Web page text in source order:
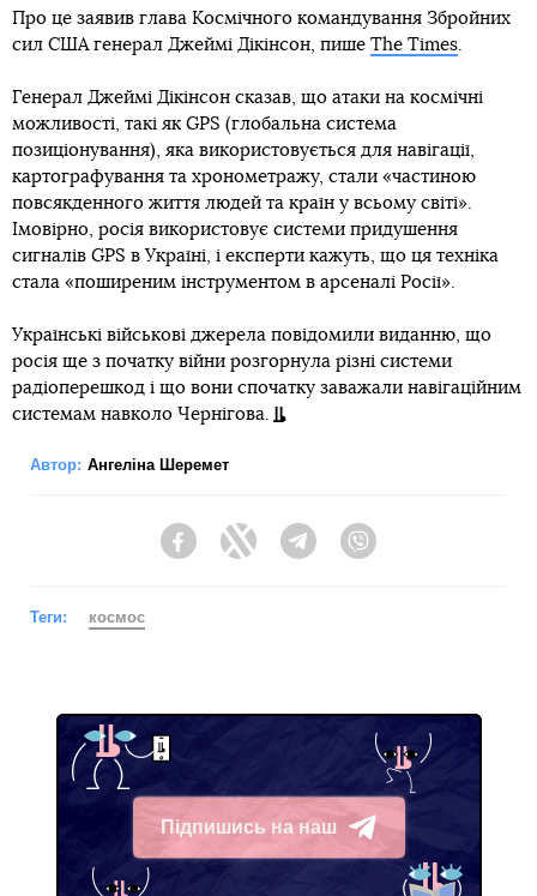
Про це заявив глава Космічного командування Збройних
сил США генерал Джеймі Дікінсон, пише The Times.
Генерал Джеймі Дікінсон сказав, що атаки на космічні
можливості, такі як GPS (глобальна система
позиціонування), яка використовується для навігації,
картографування та хронометражу, стали «частиною
повсякденного життя людей та країн у всьому світі».
Імовірно, росія використовує системи придушення
сигналів GPS в Україні, і експерти кажуть, що ця техніка
стала «поширеним інструментом в арсеналі Росії».
Українські військові джерела повідомили виданню, що
росія ще з початку війни розгорнула різні системи
радіоперешкод і що вони спочатку заважали навігаційним
системам навколо Чернігова.
Автор: Ангеліна Шеремет
FacebookTwitter Telegram
Теги: космос
Підпишись на наш
Telegram